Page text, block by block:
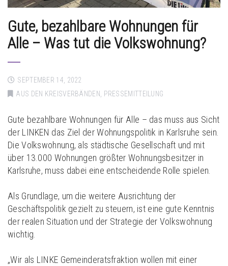
Gute, bezahlbare Wohnungen für
Alle – Was tut die Volkswohnung?
SEPTEMBER 14, 2022
AUS DEN KREISVERBÄNDEN
PRESSEMITTEILUNG
Gute bezahlbare Wohnungen für Alle – das muss aus Sicht
der LINKEN das Ziel der Wohnungspolitik in Karlsruhe sein.
Die Volkswohnung, als städtische Gesellschaft und mit
über 13.000 Wohnungen größter Wohnungsbesitzer in
Karlsruhe, muss dabei eine entscheidende Rolle spielen.
Als Grundlage, um die weitere Ausrichtung der
Geschäftspolitik gezielt zu steuern, ist eine gute Kenntnis
der realen Situation und der Strategie der Volkswohnung
wichtig.
„Wir als LINKE Gemeinderatsfraktion wollen mit einer